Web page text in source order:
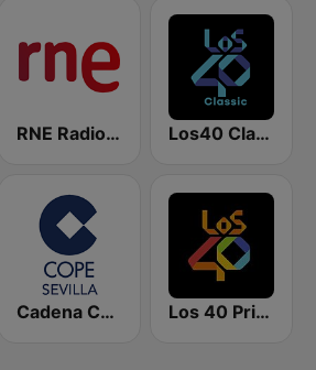
RNE Radio Nacional Los40 Classic
Cadena COPE Sevilla Los 40 Principales